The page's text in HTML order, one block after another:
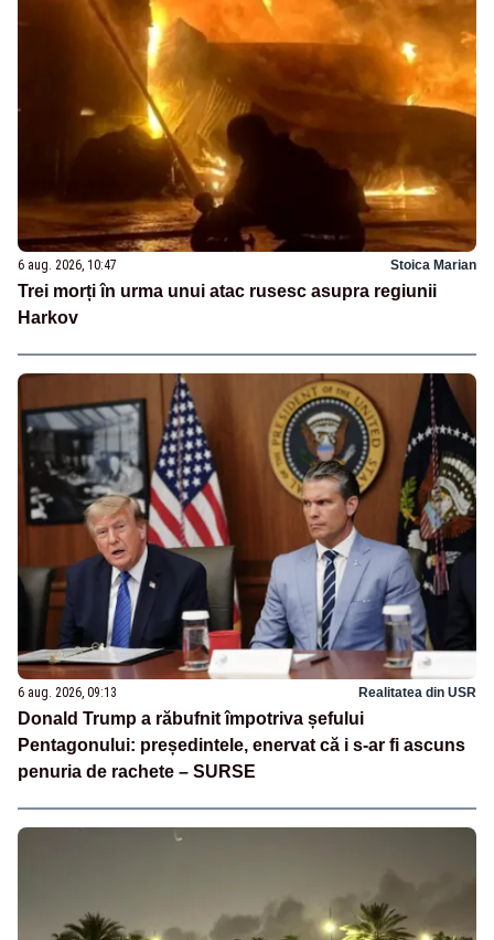
6 aug. 2026, 10:47 Stoica Marian
Trei morți în urma unui atac rusesc asupra regiunii
Harkov
6 aug. 2026, 09:13 Realitatea din USR
Donald Trump a răbufnit împotriva șefului
Pentagonului: președintele, enervat că i s-ar fi ascuns
penuria de rachete – SURSE